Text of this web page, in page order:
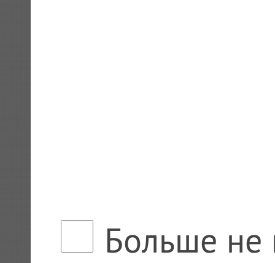
Больше не